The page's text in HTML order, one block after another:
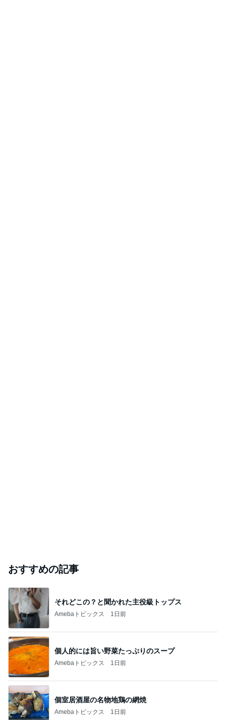
おすすめの記事
それどこの？と聞かれた主役級トップス
Amebaトピックス 1日前
個人的には旨い野菜たっぷりのスープ
Amebaトピックス 1日前
個室居酒屋の名物地鶏の網焼
Amebaトピックス 1日前